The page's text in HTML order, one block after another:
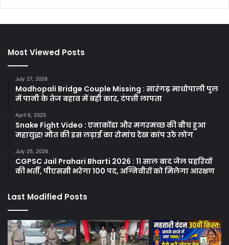
Most Viewed Posts
July 27, 2026
Madhopali Bridge Couple Missing : सारंगढ़ माधोपाली पुल
में पानी के तेज बहाव में बही कार, दंपत्ती लापता
April 6, 2025
Snake Fight Video : एनाकोंडा और मगरमच्छ की बीच हुआ
महायुद्ध! मौत की इस लड़ाई का रोमांच देख कांप उठे लोग
July 25, 2026
CGPSC Jail Prahari Bharti 2026 : 11 साल बाद जेल प्रहरियों
की भर्ती, पीएससी भरेगा 100 पद, अग्निवीरों को मिलेगा आरक्षण
Last Modified Posts